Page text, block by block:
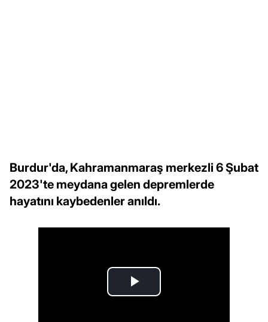
Burdur'da, Kahramanmaraş merkezli 6 Şubat
2023'te meydana gelen depremlerde
hayatını kaybedenler anıldı.